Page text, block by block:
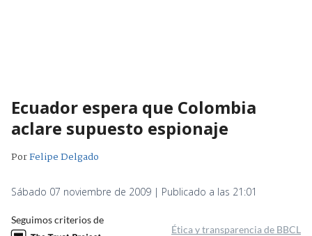
Ecuador espera que Colombia
aclare supuesto espionaje
PorFelipe Delgado
Sábado 07 noviembre de 2009 | Publicado a las 21:01
Seguimos criterios de
Ética y transparencia de BBCL